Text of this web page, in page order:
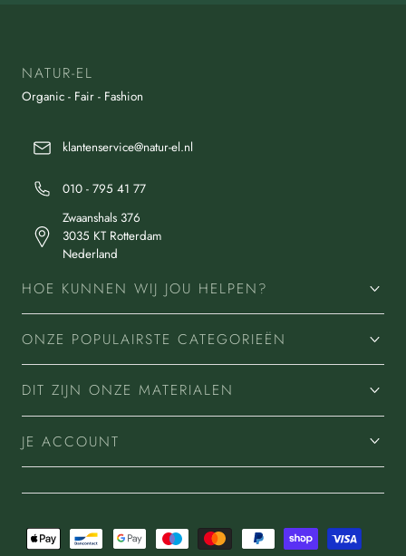
NATUR-EL
Organic - Fair - Fashion
klantenservice@natur-el.nl
010 - 795 41 77
Zwaanshals 376
3035 KT Rotterdam
Nederland
HOE KUNNEN WIJ JOU HELPEN?
ONZE POPULAIRSTE CATEGORIEËN
DIT ZIJN ONZE MATERIALEN
JE ACCOUNT
Betaalmethoden